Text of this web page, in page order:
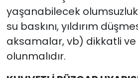
yaşanabilecek
su baskını, yıldırım
aksamalar, vb) dikkatli
olunmalıdır.